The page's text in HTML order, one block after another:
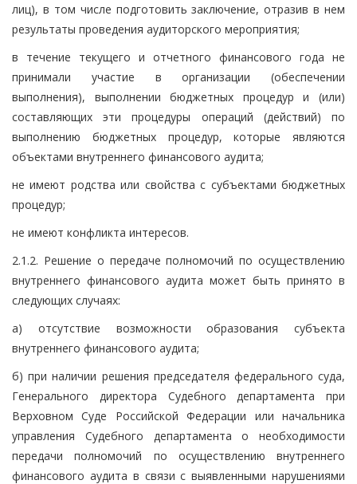
лиц), в том числе подготовить заключение, отразив в нем
результаты проведения аудиторского мероприятия;
в течение текущего и отчетного финансового года не
принимали участие в организации (обеспечении
выполнения), выполнении бюджетных процедур и (или)
составляющих эти процедуры операций (действий) по
выполнению бюджетных процедур, которые являются
объектами внутреннего финансового аудита;
не имеют родства или свойства с субъектами бюджетных
процедур;
не имеют конфликта интересов.
2.1.2. Решение о передаче полномочий по осуществлению
внутреннего финансового аудита может быть принято в
следующих случаях:
а) отсутствие возможности образования субъекта
внутреннего финансового аудита;
б) при наличии решения председателя федерального суда,
Генерального директора Судебного департамента при
Верховном Суде Российской Федерации или начальника
управления Судебного департамента о необходимости
передачи полномочий по осуществлению внутреннего
финансового аудита в связи с выявленными нарушениями